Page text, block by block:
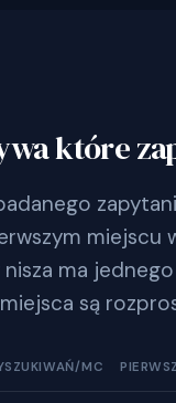
które
miejscu
nisza ma
są
MC